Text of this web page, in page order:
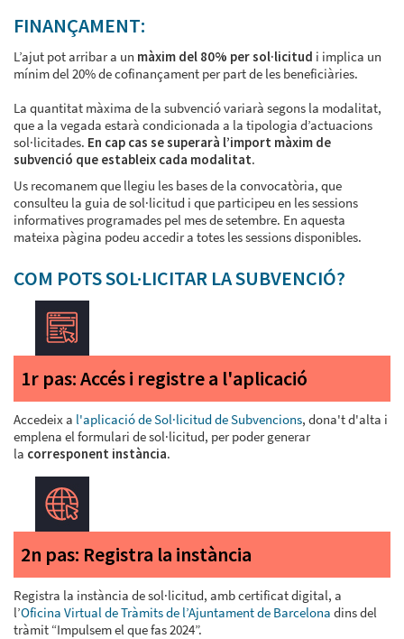
FINANÇAMENT:
L’ajut pot arribar a un màxim del 80% per sol·licitud i implica un
mínim del 20% de cofinançament per part de les beneficiàries.
La quantitat màxima de la subvenció variarà segons la modalitat,
que a la vegada estarà condicionada a la tipologia d’actuacions
sol·licitades. En cap cas se superarà l’import màxim de
subvenció que estableix cada modalitat.
Us recomanem que llegiu les bases de la convocatòria, que
consulteu la guia de sol·licitud i que participeu en les sessions
informatives programades pel mes de setembre. En aquesta
mateixa pàgina podeu accedir a totes les sessions disponibles.
COM POTS SOL·LICITAR LA SUBVENCIÓ?
1r pas: Accés i registre a l'aplicació
Accedeix a l'aplicació de Sol·licitud de Subvencions, dona't d'alta i
emplena el formulari de sol·licitud, per poder generar
la corresponent instància.
2n pas: Registra la instància
Registra la instància de sol·licitud, amb certificat digital, a
l’Oficina Virtual de Tràmits de l’Ajuntament de Barcelona dins del
tràmit “Impulsem el que fas 2024”.